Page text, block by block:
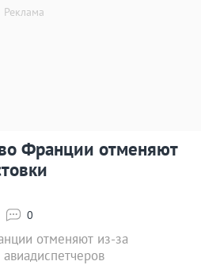
Франции отменяют
0
отменяют из-за